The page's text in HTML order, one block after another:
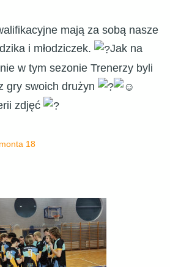
mają za sobą nasze
i młodziczek.
Jak na
w tym sezonie Trenerzy byli
gry swoich drużyn
zdjęć
18